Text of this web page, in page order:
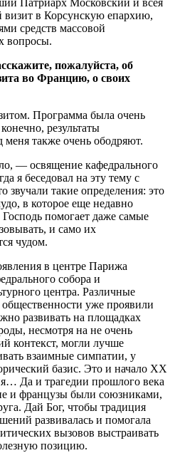
Патриарх Московский и всея
в Корсунскую епархию,
средств массовой
вопросы.
пожалуйста, об
во Францию, о своих
Программа была очень
результаты
меня также очень ободряют.
— освящение кафедрального
я беседовал на эту тему с
звучали такие определения: это
в которое еще недавно
помогает даже самые
и само их
чудом.
в центре Парижа
собора и
центра. Различные
уже проявили
развивать на площадках
несмотря на не очень
контекст, могли лучше
взаимные симпатии, у
базис. Это и начало XX
Да и трагедии прошлого века
и французы были союзниками,
Дай Бог, чтобы традиция
развивалась и помогала
вызовов выстраивать
позицию.